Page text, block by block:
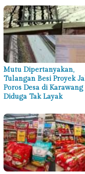
Mutu Dipertanyakan,
Tulangan Besi Proyek
Poros Desa di Karawang
Diduga Tak Layak